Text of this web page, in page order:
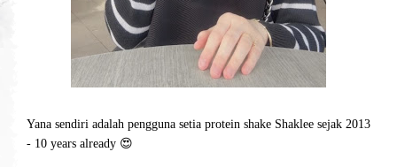
Yana sendiri adalah pengguna setia protein shake Shaklee sejak 2013
- 10 years already 😍